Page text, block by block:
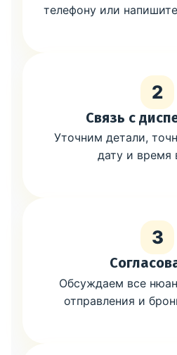
телефону или
2
Связь с
Уточним детали,
дату и время
3
Обсуждаем все
отправления и